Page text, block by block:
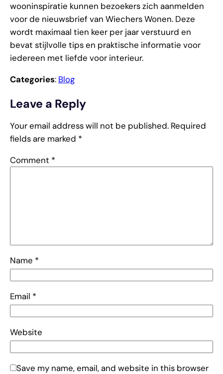
wooninspiratie kunnen bezoekers zich aanmelden
voor de nieuwsbrief van Wiechers Wonen. Deze
wordt maximaal tien keer per jaar verstuurd en
bevat stijlvolle tips en praktische informatie voor
iedereen met liefde voor interieur.
Categories: Blog
Leave a Reply
Your email address will not be published. Required
fields are marked *
Comment *
Name *
Email *
Website
Save my name, email, and website in this browser